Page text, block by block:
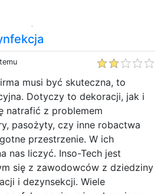
musi być skuteczna, to
Dotyczy to dekoracji, jak i
natrafić z problemem
pasożyty, czy inne robactwa
przestrzenie. W ich
nas liczyć. Inso-Tech jest
się z zawodowców z dziedziny
i dezynsekcji. Wiele